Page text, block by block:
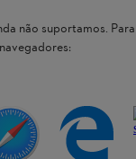
do
não suportamos.